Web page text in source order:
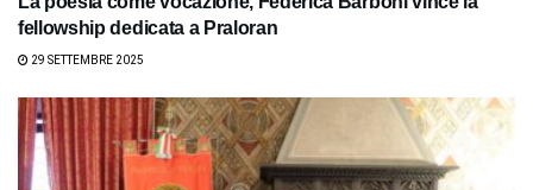
fellowship dedicata a Praloran
29 SETTEMBRE 2025